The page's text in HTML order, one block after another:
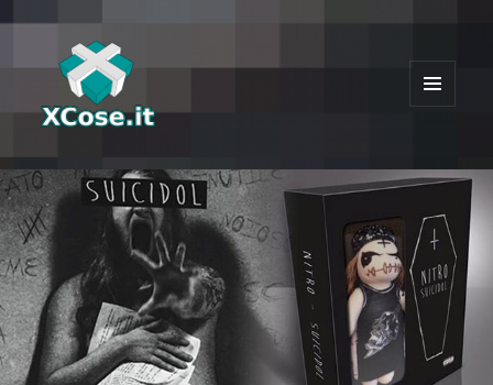
XCose